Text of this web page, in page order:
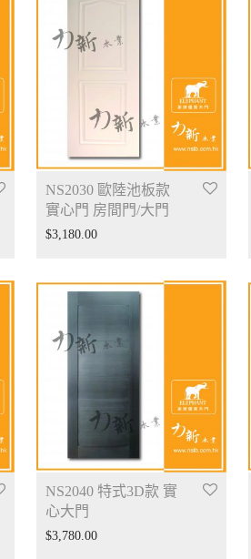
NS2030 歐陸池板款
實心門 房間門/大門
$3,180.00
NS2040 特式3D款 實
心大門
$3,780.00